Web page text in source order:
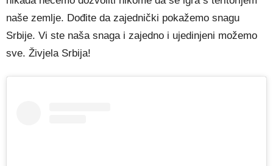
naše zemlje. Dođite da zajednički pokažemo snagu
Srbije. Vi ste naša snaga i zajedno i ujedinjeni možemo
sve. Živjela Srbija!